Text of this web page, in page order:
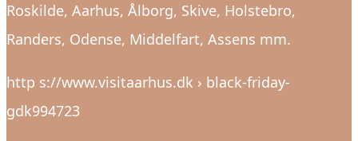
Roskilde, Aarhus, Ålborg, Skive, Holstebro,
Randers, Odense, Middelfart, Assens mm.
http s://www.visitaarhus.dk › black-friday-
gdk994723